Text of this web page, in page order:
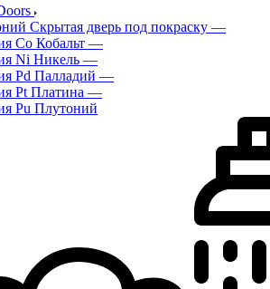
Скрытая дверь под покраску —
Co Кобальт —
Ni Никель —
Pd Палладий —
Pt Платина —
Pu Плутоний